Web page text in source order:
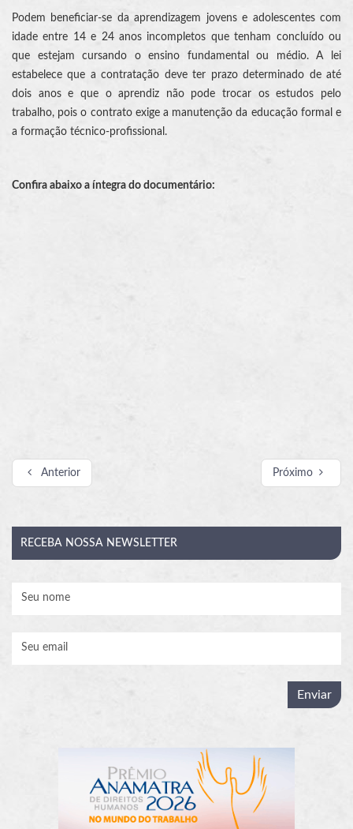
Podem beneficiar-se da aprendizagem jovens e adolescentes com
idade entre 14 e 24 anos incompletos que tenham concluído ou
que estejam cursando o ensino fundamental ou médio. A lei
estabelece que a contratação deve ter prazo determinado de até
dois anos e que o aprendiz não pode trocar os estudos pelo
trabalho, pois o contrato exige a manutenção da educação formal e
a formação técnico-profissional.
Confira abaixo a íntegra do documentário:
Anterior Próximo
RECEBA NOSSA NEWSLETTER